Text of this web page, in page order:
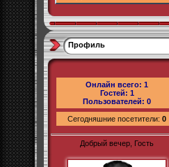
Профиль
Онлайн всего: 1
Гостей: 1
Пользователей: 0
Сегодняшние посетители: 0
Добрый вечер, Гость